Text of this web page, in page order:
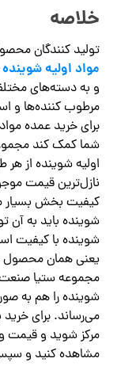
خلاصه
تولید کنندگان
مواد اولیه شوینده
و به دسته‌های
مرطوب کننده‌ها و
برای خرید عمده
شما کمک کند
اولیه شوینده از هر
نازل‌ترین قیمت
کیفیت بخش بسیار
شوینده باید به آن
شوینده با کیفیت
یعنی همان محصول
مجموعه ستیا صنعت
شوینده را هم به
می‌رساند. برای
مرکز شوید و
مشاهده کنید و